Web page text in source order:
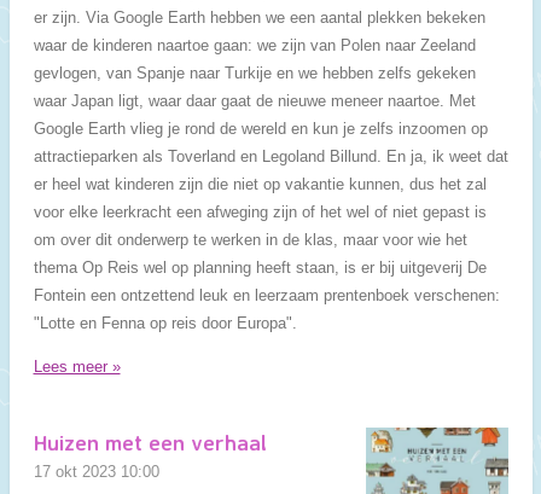
er zijn. Via Google Earth hebben we een aantal plekken bekeken
waar de kinderen naartoe gaan: we zijn van Polen naar Zeeland
gevlogen, van Spanje naar Turkije en we hebben zelfs gekeken
waar Japan ligt, waar daar gaat de nieuwe meneer naartoe. Met
Google Earth vlieg je rond de wereld en kun je zelfs inzoomen op
attractieparken als Toverland en Legoland Billund. En ja, ik weet dat
er heel wat kinderen zijn die niet op vakantie kunnen, dus het zal
voor elke leerkracht een afweging zijn of het wel of niet gepast is
om over dit onderwerp te werken in de klas, maar voor wie het
thema Op Reis wel op planning heeft staan, is er bij uitgeverij De
Fontein een ontzettend leuk en leerzaam prentenboek verschenen:
"Lotte en Fenna op reis door Europa".
Lees meer »
Huizen met een verhaal
17 okt 2023 10:00